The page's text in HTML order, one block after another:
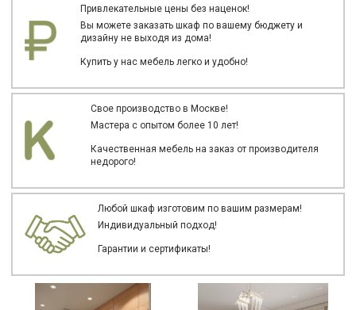
Привлекательные цены без наценок!
Вы можете заказать шкаф по вашему бюджету и
дизайну не выходя из дома!
Купить у нас мебель легко и удобно!
Свое производство в Москве!
Мастера с опытом более 10 лет!
Качественная мебель на заказ от производителя
недорого!
Любой шкаф изготовим по вашим размерам!
Индивидуальный подход!
Гарантии и сертификаты!